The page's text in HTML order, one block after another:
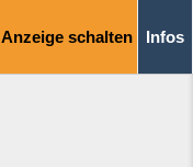
Anzeige schalten Infos